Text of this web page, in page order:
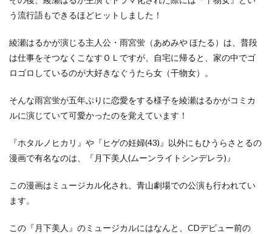
う流行語もできるほどヒットしました！
綾瀬はるかが演じる主人公・雨宮蛍（あめみや ほたる）は、普段
は仕事をそつなくこなすＯＬですが、自宅に帰ると、家の中でゴ
ロゴロしているのが大好きなぐうたら女（干物女）。
そんな雨宮蛍が五年ぶりに恋愛をする様子を綾瀬はるかがコミカ
ルに演じていて可愛かったのを覚えています！
『ホタルノヒカリ』や『ヒゲの妊婦(43)』以外にもひうらさとるの
漫画で有名なのは、『月下美人(ムーンライトシンデレラ)』
この漫画はミュージカル化され、青山劇場での公演も行われてい
ます。
この『月下美人』のミュージカルにはなんと、CDデビュー前の